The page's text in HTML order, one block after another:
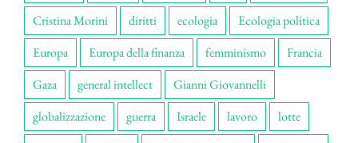
Cristina Morini
diritti ecologia
Ecologia politica
Europa
Europa della finanza femminismo
Francia
Gaza
general intellect
Gianni Giovannelli
globalizzazione
guerra Israele lavoro
lotte